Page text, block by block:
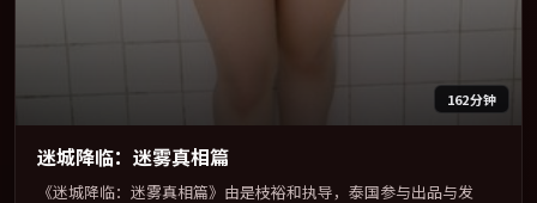
162分钟
迷城降临：迷雾真相篇
《迷城降临：迷雾真相篇》由是枝裕和执导，泰国参与出品与发